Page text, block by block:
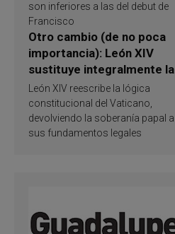
son inferiores a las del debut de
Francisco
Otro cambio (de no poca
importancia): León XIV
sustituye integralmente la
ley vaticana de Papa
Francisco
León XIV reescribe la lógica
constitucional del Vaticano,
devolviendo la soberanía papal a
sus fundamentos legales